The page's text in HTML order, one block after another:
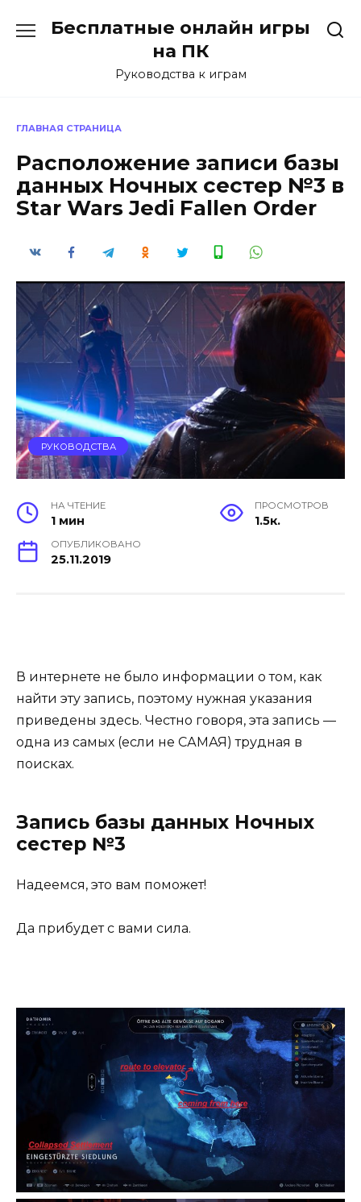
Бесплатные онлайн игры
на ПК
Руководства к играм
ГЛАВНАЯ СТРАНИЦА
Расположение записи базы
данных Ночных сестер №3 в
Star Wars Jedi Fallen Order
РУКОВОДСТВА
НА ЧТЕНИЕ
1 мин
ПРОСМОТРОВ
1.5к.
ОПУБЛИКОВАНО
25.11.2019
В интернете не было информации о том, как
найти эту запись, поэтому нужная указания
приведены здесь. Честно говоря, эта запись —
одна из самых (если не САМАЯ) трудная в
поисках.
Запись базы данных Ночных
сестер №3
Надеемся, это вам поможет!
Да прибудет с вами сила.